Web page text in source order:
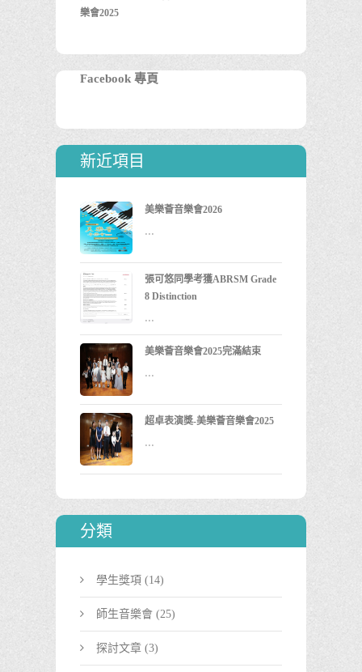
樂會2025
Facebook 專頁
新近項目
美樂薈音樂會2026
...
張可悠同學考獲ABRSM Grade
8 Distinction
...
美樂薈音樂會2025完滿結束
...
超卓表演獎-美樂薈音樂會2025
...
分類
學生獎項 (14)
師生音樂會 (25)
探討文章 (3)